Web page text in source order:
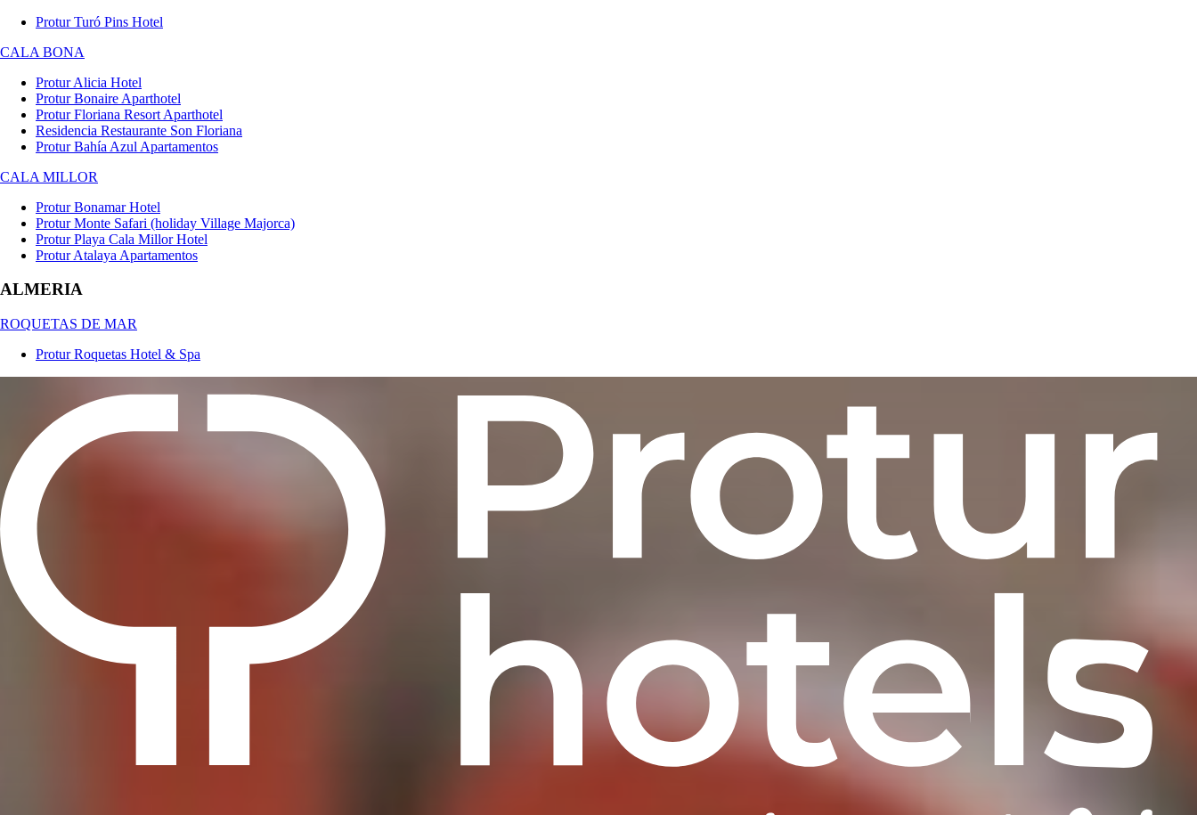
Protur Turó Pins Hotel
CALA BONA
Protur Alicia Hotel
Protur Bonaire Aparthotel
Protur Floriana Resort Aparthotel
Residencia Restaurante Son Floriana
Protur Bahía Azul Apartamentos
CALA MILLOR
Protur Bonamar Hotel
Protur Monte Safari (holiday Village Majorca)
Protur Playa Cala Millor Hotel
Protur Atalaya Apartamentos
ALMERIA
ROQUETAS DE MAR
Protur Roquetas Hotel & Spa